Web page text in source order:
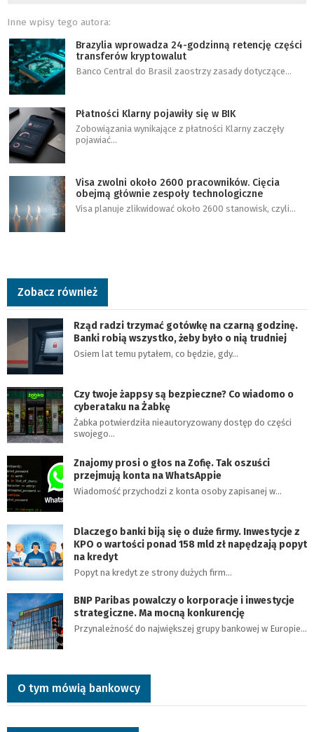
Inne wpisy tego autora:
Brazylia wprowadza 24-godzinną retencję części
transferów kryptowalut
Banco Central do Brasil zaostrzy zasady dotyczące…
Płatności Klarny pojawiły się w BIK
Zobowiązania wynikające z płatności Klarny zaczęły
pojawiać…
Visa zwolni około 2600 pracowników. Cięcia
obejmą głównie zespoły technologiczne
Visa planuje zlikwidować około 2600 stanowisk, czyli…
Zobacz również
Rząd radzi trzymać gotówkę na czarną godzinę.
Banki robią wszystko, żeby było o nią trudniej
Osiem lat temu pytałem, co będzie, gdy…
Czy twoje żappsy są bezpieczne? Co wiadomo o
cyberataku na Żabkę
Żabka potwierdziła nieautoryzowany dostęp do części
swojego…
Znajomy prosi o głos na Zofię. Tak oszuści
przejmują konta na WhatsAppie
Wiadomość przychodzi z konta osoby zapisanej w…
Dlaczego banki biją się o duże firmy. Inwestycje z
KPO o wartości ponad 158 mld zł napędzają popyt
na kredyt
Popyt na kredyt ze strony dużych firm…
BNP Paribas powalczy o korporacje i inwestycje
strategiczne. Ma mocną konkurencję
Przynależność do największej grupy bankowej w Europie…
O tym mówią bankowcy